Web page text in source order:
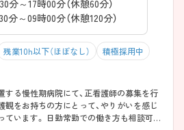
分～17時00分（休憩60分）
分～09時00分（休憩120分）
残業10h以下（ほぼなし） 積極採用中
る慢性期病院にて、正看護師の募集を行
観をお持ちの方にとって、やりがいを感じ
ています。 日勤常勤での働き方も相談可能